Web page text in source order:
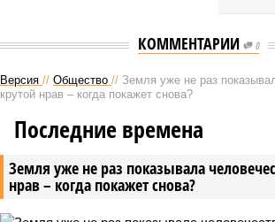
КОММЕНТАРИИ 0
Версия // Общество // Земля уже не раз
крутой нрав – когда покажет снова?
Земля уже не раз показывала
нрав – когда покажет снова?
Последние времена